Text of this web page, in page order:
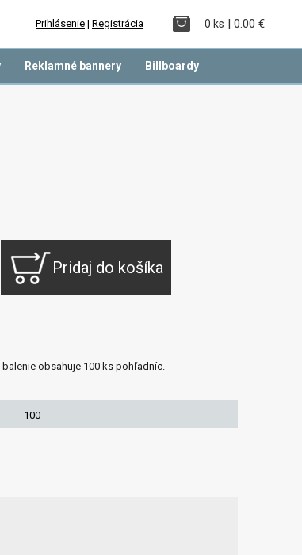
0 ks | 0.00 €
Prihlásenie | Registrácia
Reklamné bannery Billboardy
obsahuje 100 ks pohľadníc.
100